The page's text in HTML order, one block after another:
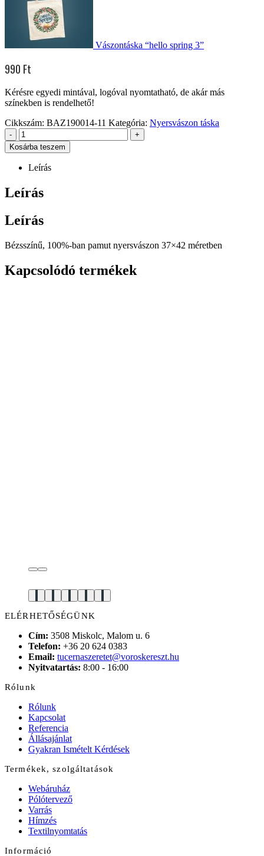
Vászontáska “hello spring 3”
990 Ft
Kérésre egyedi mintával, logóval nyomtatható, de akár más
színekben is rendelhető!
Cikkszám: BAZ190014-11 Kategória: Nyersvászon táska
-
+
Kosárba teszem
Leírás
Leírás
Leírás
Bézsszínű, 100%-ban pamut nyersvászon 37×42 méretben
Kapcsolódó termékek
ELÉRHETŐSÉGÜNK
Cím: 3508 Miskolc, Malom u. 6
Telefon: +36 20 624 0383
Email: tucernaszeretet@voroskereszt.hu
Nyitvatartás: 8:00 - 16:00
Rólunk
Rólunk
Kapcsolat
Referencia
Állásajánlat
Gyakran Ismételt Kérdések
Termékek, szolgáltatások
Webáruház
Pólótervező
Varrás
Hímzés
Textilnyomtatás
Információ